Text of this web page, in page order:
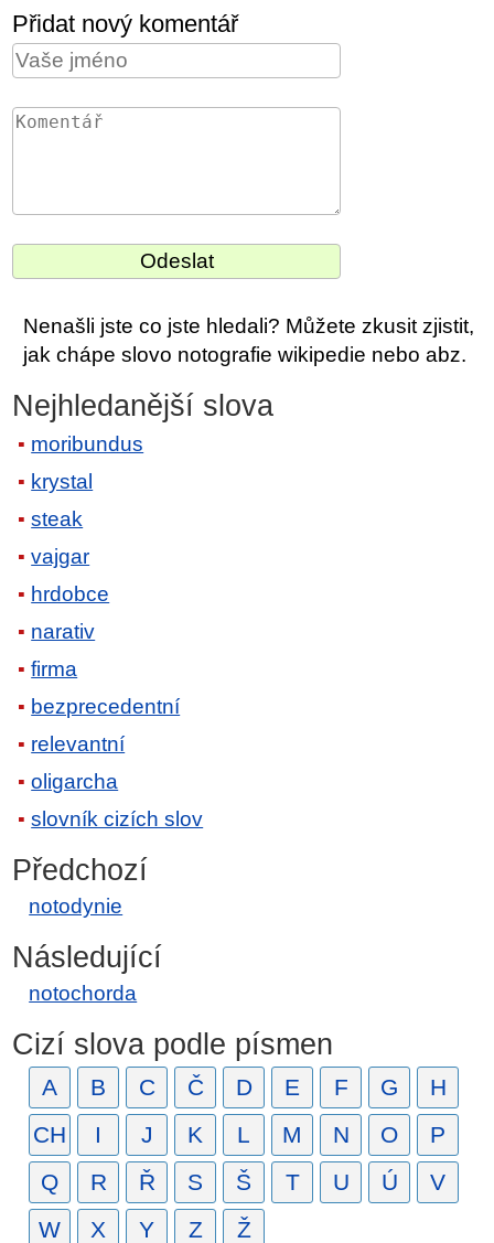
Přidat nový komentář
Nenašli jste co jste hledali? Můžete zkusit zjistit,
jak chápe slovo notografie wikipedie nebo abz.
Nejhledanější slova
moribundus
krystal
steak
vajgar
hrdobce
narativ
firma
bezprecedentní
relevantní
oligarcha
slovník cizích slov
Předchozí
notodynie
Následující
notochorda
Cizí slova podle písmen
A B C Č D E F G
H
CH
I J K L M N O
P
Q
R Ř S Š T U Ú
V
W
X Y Z Ž